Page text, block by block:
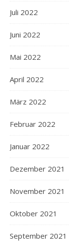
Juli 2022
Juni 2022
Mai 2022
April 2022
März 2022
Februar 2022
Januar 2022
Dezember 2021
November 2021
Oktober 2021
September 2021